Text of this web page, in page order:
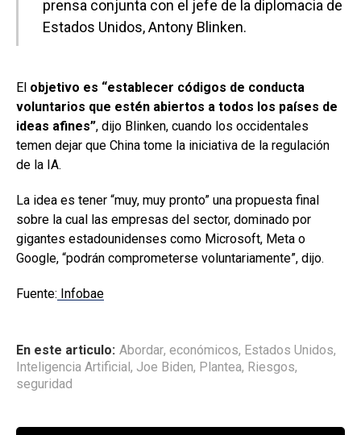
prensa conjunta con el jefe de la diplomacia de
Estados Unidos, Antony Blinken.
El objetivo es “establecer códigos de conducta
voluntarios que estén abiertos a todos los países de
ideas afines”, dijo Blinken, cuando los occidentales
temen dejar que China tome la iniciativa de la regulación
de la IA.
La idea es tener “muy, muy pronto” una propuesta final
sobre la cual las empresas del sector, dominado por
gigantes estadounidenses como Microsoft, Meta o
Google, “podrán comprometerse voluntariamente”, dijo.
Fuente: Infobae
En este articulo: Abordar, económicos, Estados Unidos,
Inteligencia Artificial , Joe Biden, Plantea, Riesgos,
seguridad